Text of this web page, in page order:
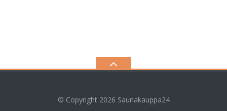
© Copyright 2026 Saunakauppa24